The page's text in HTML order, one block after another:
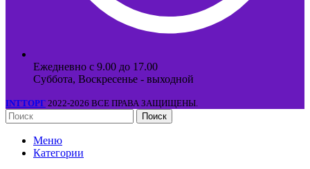
Ежедневно с 9.00 до 17.00
Суббота, Воскресенье - выходной
INTТОРГ 2022-2026 ВСЕ ПРАВА ЗАЩИЩЕНЫ.
Поиск
Меню
Категории